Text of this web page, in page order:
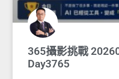
365攝影挑戰
Day3765